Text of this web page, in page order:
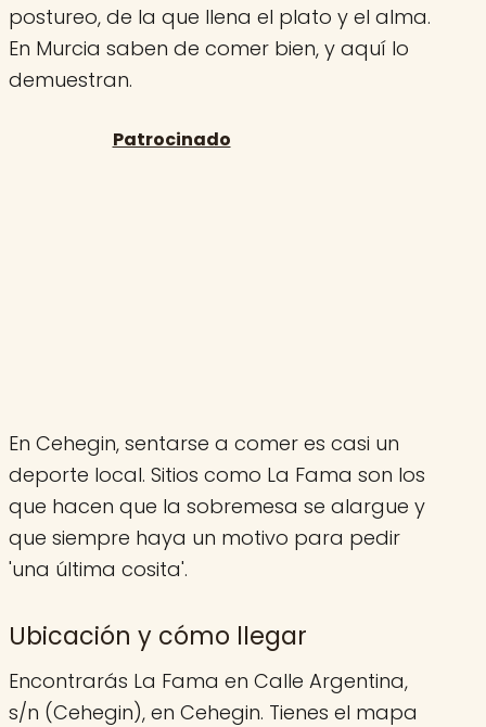
postureo, de la que llena el plato y el alma.
En Murcia saben de comer bien, y aquí lo
demuestran.
En Cehegin, sentarse a comer es casi un
deporte local. Sitios como La Fama son los
que hacen que la sobremesa se alargue y
que siempre haya un motivo para pedir
'una última cosita'.
Ubicación y cómo llegar
Encontrarás La Fama en Calle Argentina,
s/n (Cehegin), en Cehegin. Tienes el mapa